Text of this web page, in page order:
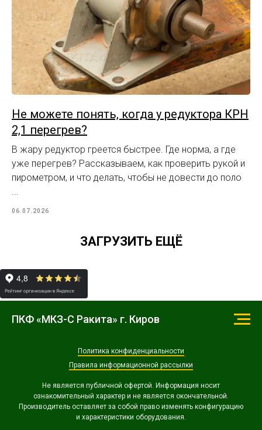
Не можете понять, когда у редуктора КРН
2,1 перегрев?
В жару редуктор греется быстрее. Где норма, а где
уже перегрев? Рассказываем, как проверить рукой и
пирометром, и что делать, чтобы не довести до поло
06.07.2026
ЗАГРУЗИТЬ ЕЩЁ
ПКФ «МКЗ-С Ракита» г. Киров
Политика конфиденциальности
Правила информационной рассылки
Не является публичной офертой. Информация носит
ознакомительный характер и не является окончательной.
Производитель оставляет за собой право изменять конфигурацию
и характеристики оборудования.